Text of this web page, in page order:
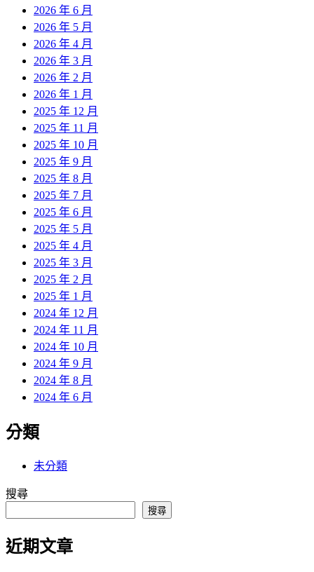
2026 年 6 月
2026 年 5 月
2026 年 4 月
2026 年 3 月
2026 年 2 月
2026 年 1 月
2025 年 12 月
2025 年 11 月
2025 年 10 月
2025 年 9 月
2025 年 8 月
2025 年 7 月
2025 年 6 月
2025 年 5 月
2025 年 4 月
2025 年 3 月
2025 年 2 月
2025 年 1 月
2024 年 12 月
2024 年 11 月
2024 年 10 月
2024 年 9 月
2024 年 8 月
2024 年 6 月
分類
未分類
搜尋
搜尋
近期文章